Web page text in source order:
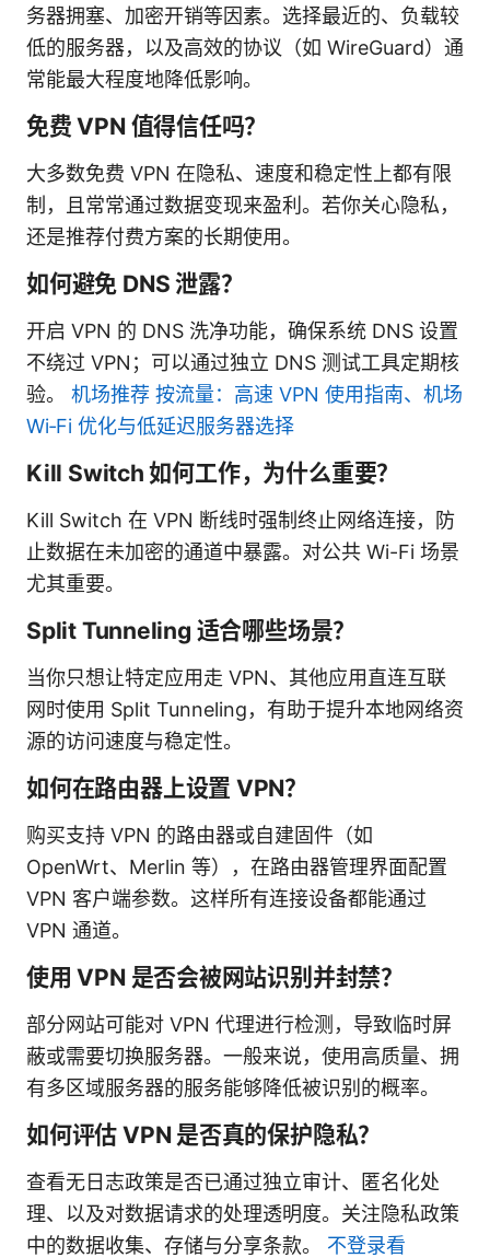
务器拥塞、加密开销等因素。选择最近的、负载较
低的服务器，以及高效的协议（如 WireGuard）通
常能最大程度地降低影响。
免费 VPN 值得信任吗？
大多数免费 VPN 在隐私、速度和稳定性上都有限
制，且常常通过数据变现来盈利。若你关心隐私，
还是推荐付费方案的长期使用。
如何避免 DNS 泄露？
开启 VPN 的 DNS 洗净功能，确保系统 DNS 设置
不绕过 VPN；可以通过独立 DNS 测试工具定期核
验。 机场推荐 按流量：高速 VPN 使用指南、机场
Wi‑Fi 优化与低延迟服务器选择
Kill Switch 如何工作，为什么重要？
Kill Switch 在 VPN 断线时强制终止网络连接，防
止数据在未加密的通道中暴露。对公共 Wi-Fi 场景
尤其重要。
Split Tunneling 适合哪些场景？
当你只想让特定应用走 VPN、其他应用直连互联
网时使用 Split Tunneling，有助于提升本地网络资
源的访问速度与稳定性。
如何在路由器上设置 VPN？
购买支持 VPN 的路由器或自建固件（如
OpenWrt、Merlin 等），在路由器管理界面配置
VPN 客户端参数。这样所有连接设备都能通过
VPN 通道。
使用 VPN 是否会被网站识别并封禁？
部分网站可能对 VPN 代理进行检测，导致临时屏
蔽或需要切换服务器。一般来说，使用高质量、拥
有多区域服务器的服务能够降低被识别的概率。
如何评估 VPN 是否真的保护隐私？
查看无日志政策是否已通过独立审计、匿名化处
理、以及对数据请求的处理透明度。关注隐私政策
中的数据收集、存储与分享条款。 不登录看